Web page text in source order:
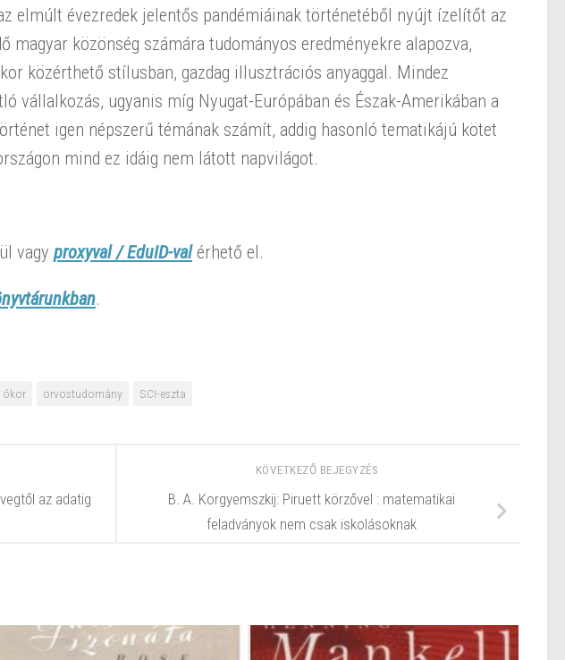
elmúlt évezredek jelentős pandémiáinak történetéből nyújt ízelítőt az
magyar közönség számára tudományos eredményekre alapozva,
közérthető stílusban, gazdag illusztrációs anyaggal. Mindez
vállalkozás, ugyanis míg Nyugat-Európában és Észak-Amerikában a
igen népszerű témának számít, addig hasonló tematikájú kötet
mind ez idáig nem látott napvilágot.
vagy proxyval / EduID-valérhető el.
.
ókor orvostudomány SCI-eszta
KÖVETKEZŐ BEJEGYZÉS
B. A. Korgyemszkij: Piruett körzővel : matematikai
feladványok nem csak iskolásoknak
az adatig